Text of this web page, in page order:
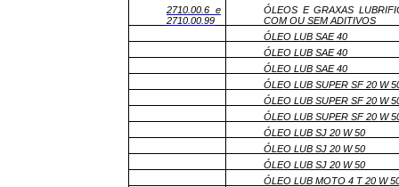
2710.00.6 e
2710.00.99
ÓLEOS E GRAXAS
COM OU SEM ADITIVOS
ÓLEO LUB SAE 40
ÓLEO LUB SAE 40
ÓLEO LUB SAE 40
ÓLEO LUB SUPER SF 20 W
ÓLEO LUB SUPER SF 20 W
ÓLEO LUB SUPER SF 20 W
ÓLEO LUB SJ 20 W 50
ÓLEO LUB SJ 20 W 50
ÓLEO LUB SJ 20 W 50
ÓLEO LUB MOTO 4 T 20 W